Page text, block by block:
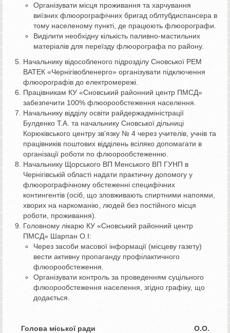
Організувати місця проживання та харчування
виїзних флюорографічних бригад облтубдиспансера в
тому населеному пункті, де працюють флюорографи.
Виділити необхідну кількість паливно-мастильних
матеріалів для переїзду флюорографа по району.
Начальнику відособленого підрозділу Сновської РЕМ
ВАТЕК «Чернігівобленерго» організувати підключення
флюорографів до електромережі.
Працівникам КУ «Сновський районний центр ПМСД»
забезпечити 100% флюорообстеження населення.
Начальнику відділу освіти райдержадміністрації
Булденко Т.А. та начальнику Сновської дільниці
Корюківського центру зв’язку № 4 через учителів, учнів та
працівників поштових відділень всіляко допомагати в
організації роботи по флюорообстеженню.
Начальнику Щорського ВП Менського ВП ГУНП в
Чернігівській області надати практичну допомогу у
флюорографічному обстеженні специфічних
контингентів (осіб, що зловживають спиртними напоями,
хворих на наркоманію, людей без постійного місця
роботи, проживання).
Головному лікарю КУ «Сновський районний центр
ПМСД» Шарпан О.І:
Через засоби масової інформації (місцеву газету)
вести активну пропаганду профілактичного
флюорообстеження.
Організувати контроль за проведенням суцільного
флюорообстеження населення, згідно графіку, що
додається.
Голова міської ради О.О.